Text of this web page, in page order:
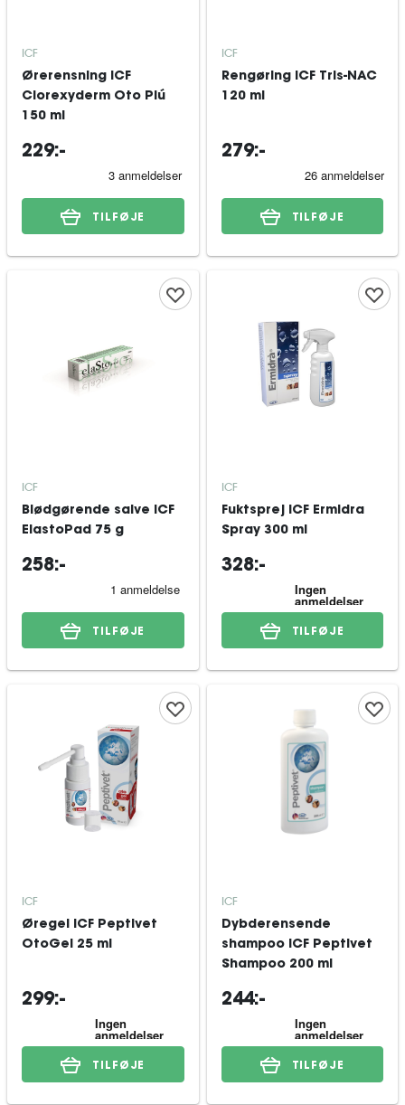
ICF
Ørerensning ICF
Clorexyderm Oto Piú
150 ml
229:-
TILFØJE
ICF
Rengøring ICF Tris-NAC
120 ml
279:-
TILFØJE
ICF
Blødgørende salve ICF
ElastoPad 75 g
258:-
TILFØJE
ICF
Fuktsprej ICF Ermidra
Spray 300 ml
328:-
TILFØJE
ICF
Øregel ICF Peptivet
OtoGel 25 ml
299:-
TILFØJE
ICF
Dybderensende
shampoo ICF Peptivet
Shampoo 200 ml
244:-
TILFØJE